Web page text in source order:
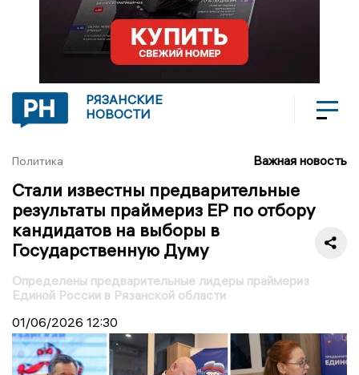
РЯЗАНСКИЕ
НОВОСТИ
Политика Важная новость
Стали известны предварительные
результаты праймериз ЕР по отбору
кандидатов на выборы в
Государственную Думу
Определены предварительные лидеры праймериз
Единой России в Рязанской области
01/06/2026 12:30